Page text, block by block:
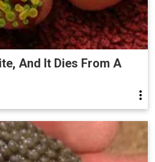
And It Dies From A